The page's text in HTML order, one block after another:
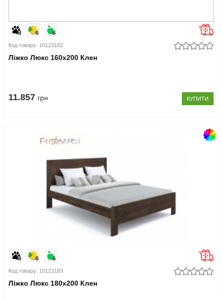
Код товару: 10123182
Ліжко Люкс 160x200 Клен
11.857 грн КУПИТИ
Код товару: 10123183
Ліжко Люкс 180x200 Клен